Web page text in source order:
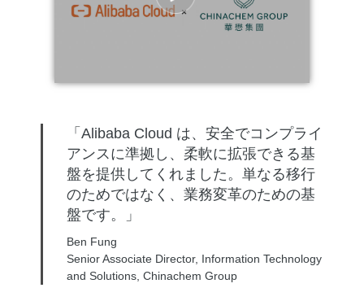
「Alibaba Cloud は、安全でコンプライ
アンスに準拠し、柔軟に拡張できる基
盤を提供してくれました。単なる移行
のためではなく、業務変革のための基
盤です。」
Ben Fung
Senior Associate Director, Information Technology
and Solutions, Chinachem Group